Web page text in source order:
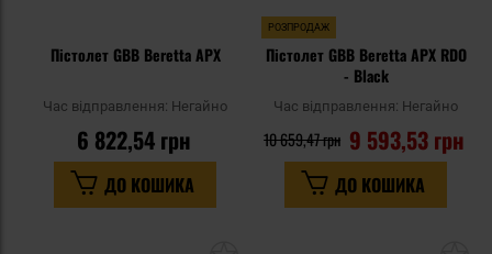
Пістолет GBB Beretta APX
Час відправлення: Негайно
6 822,54 грн
ДО КОШИКА
РОЗПРОДАЖ
Пістолет GBB Beretta APX RDO
- Black
Час відправлення: Негайно
9 593,53 грн
10 659,47 грн
ДО КОШИКА